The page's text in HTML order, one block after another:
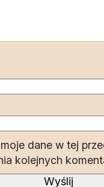
dane w tej
kolejnych